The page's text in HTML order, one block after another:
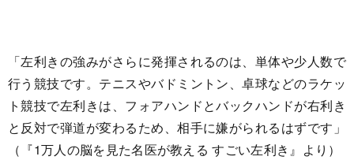
「左利きの強みがさらに発揮されるのは、単体や少人数で
行う競技です。テニスやバドミントン、卓球などのラケッ
ト競技で左利きは、フォアハンドとバックハンドが右利き
と反対で弾道が変わるため、相手に嫌がられるはずです」
（『1万人の脳を見た名医が教える すごい左利き』より）